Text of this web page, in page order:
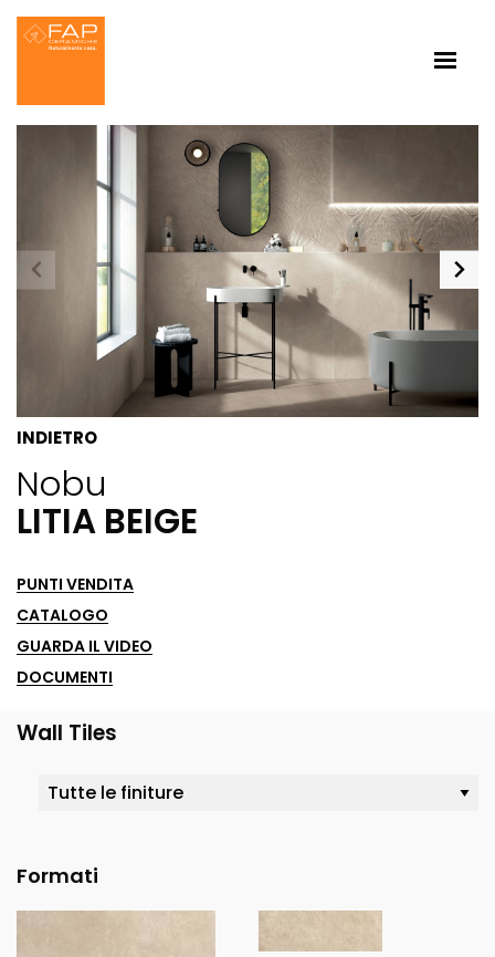
INDIETRO
Nobu
LITIA BEIGE
PUNTI VENDITA
CATALOGO
GUARDA IL VIDEO
DOCUMENTI
Wall Tiles
Formati